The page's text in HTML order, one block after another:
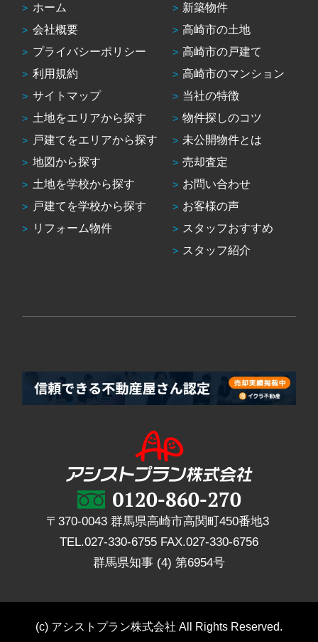
ホーム
会社概要
プライバシーポリシー
利用規約
サイトマップ
土地をエリアから探す
戸建てをエリアから探す
地図から探す
土地を学校から探す
戸建てを学校から探す
リフォーム物件
新築物件
高崎市の土地
高崎市の戸建て
高崎市のマンション
当社の特徴
物件探しのコツ
未公開物件とは
売却査定
お問い合わせ
お客様の声
スタッフおすすめ
スタッフ紹介
〒370-0043 群馬県高崎市高関町450番地3
TEL.027-330-6755 FAX.027-330-6756
群馬県知事 (4) 第6954号
(c) アシストプラン株式会社 All Rights Reserved.